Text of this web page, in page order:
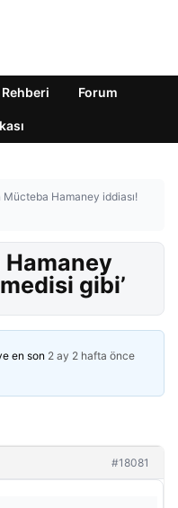
Forum
Mücteba Hamaney iddiası!
Hamaney
gibi’
en son 2 ay 2 hafta önce
#18081